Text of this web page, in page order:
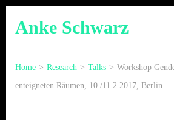
Anke Schwarz
Home > Research > Talks > Workshop
enteigneten Räumen, 10./11.2.2017, Berlin